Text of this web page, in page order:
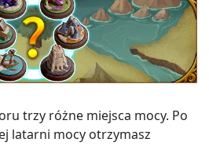
trzy różne miejsca mocy. Po
latarni mocy otrzymasz